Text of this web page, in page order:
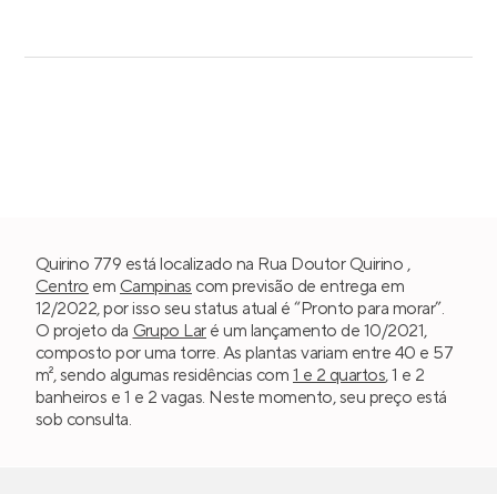
Quirino 779 está localizado na Rua Doutor Quirino ,
Centro em Campinas com previsão de entrega em
12/2022, por isso seu status atual é “Pronto para morar”.
O projeto da Grupo Lar é um lançamento de 10/2021,
composto por uma torre. As plantas variam entre 40 e 57
m², sendo algumas residências com 1 e 2 quartos, 1 e 2
banheiros e 1 e 2 vagas. Neste momento, seu preço está
sob consulta.